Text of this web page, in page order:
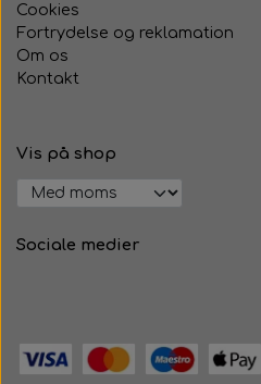
Cookies
Fortrydelse og reklamation
Om os
Kontakt
Vis på shop
Sociale medier